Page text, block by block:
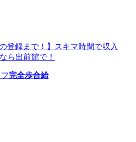
登録まで！】スキマ時間で収入
ら出前館で！
完全歩合給